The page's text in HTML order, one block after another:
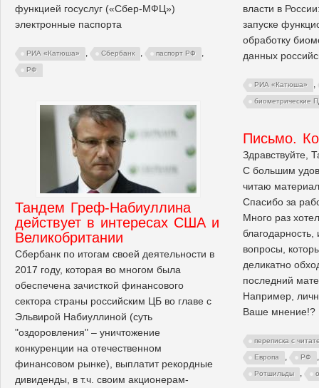
функцией госуслуг («Сбер-МФЦ»)
электронные паспорта
РИА «Катюша» , Сбербанк , паспорт РФ ,
РФ
власти в
запуске
обработку
данных
РИА «Катюша» ,
биометрические
Тандем Греф-Набиуллина
действует в интересах США и
Великобритании
Сбербанк по итогам своей деятельности в
2017 году, которая во многом была
обеспечена зачисткой финансового
сектора страны российским ЦБ во главе с
Эльвирой Набиуллиной (суть
"оздоровления" – уничтожение
конкуренции на отечественном
финансовом рынке), выплатит рекордные
дивиденды, в т.ч. своим акционерам-
Письмо.
Здравствуйте,
С большим
читаю
Спасибо за
Много раз
благодарность,
вопросы,
деликатно
последний
Например,
Ваше мнение!?
переписка с
Европа , РФ
Ротшильды ,